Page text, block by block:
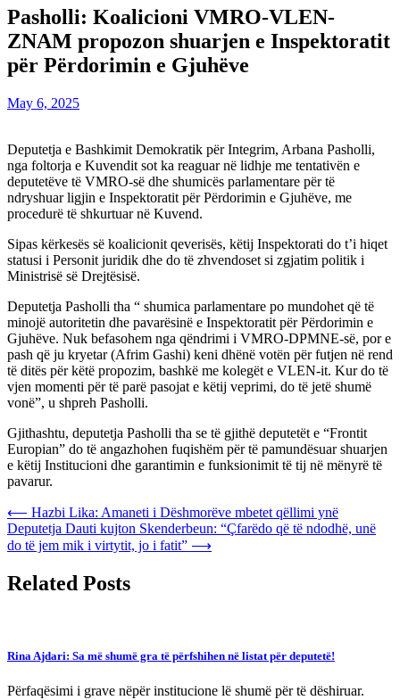
Pasholli: Koalicioni VMRO-VLEN-
ZNAM propozon shuarjen e Inspektoratit
për Përdorimin e Gjuhëve
May 6, 2025
Deputetja e Bashkimit Demokratik për Integrim, Arbana Pasholli,
nga foltorja e Kuvendit sot ka reaguar në lidhje me tentativën e
deputetëve të VMRO-së dhe shumicës parlamentare për të
ndryshuar ligjin e Inspektoratit për Përdorimin e Gjuhëve, me
procedurë të shkurtuar në Kuvend.
Sipas kërkesës së koalicionit qeverisës, këtij Inspektorati do t’i hiqet
statusi i Personit juridik dhe do të zhvendoset si zgjatim politik i
Ministrisë së Drejtësisë.
Deputetja Pasholli tha “ shumica parlamentare po mundohet që të
minojë autoritetin dhe pavarësinë e Inspektoratit për Përdorimin e
Gjuhëve. Nuk befasohem nga qëndrimi i VMRO-DPMNE-së, por e
pash që ju kryetar (Afrim Gashi) keni dhënë votën për futjen në rend
të ditës për këtë propozim, bashkë me kolegët e VLEN-it. Kur do të
vjen momenti për të parë pasojat e këtij veprimi, do të jetë shumë
vonë”, u shpreh Pasholli.
Gjithashtu, deputetja Pasholli tha se të gjithë deputetët e “Frontit
Europian” do të angazhohen fuqishëm për të pamundësuar shuarjen
e këtij Institucioni dhe garantimin e funksionimit të tij në mënyrë të
pavarur.
Post
navigation
⟵ Hazbi Lika: Amaneti i Dëshmorëve mbetet qëllimi ynë
Deputetja Dauti kujton Skenderbeun: “Çfarëdo që të ndodhë, unë
do të jem mik i virtytit, jo i fatit” ⟶
Related Posts
Rina Ajdari: Sa më shumë gra të përfshihen në listat për deputetë!
Përfaqësimi i grave nëpër institucione lë shumë për të dëshiruar.